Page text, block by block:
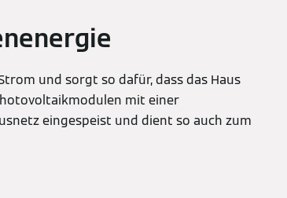
und sorgt so dafür, dass das Haus
mit einer
eingespeist und dient so auch zum